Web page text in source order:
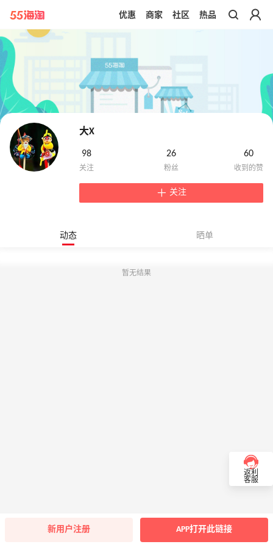
带你去官网买正品
优惠 商家 社区 热品
大X
98 26 60
关注
动态 晒单
暂无结果
返利
客服
新用户注册 APP打开此链接